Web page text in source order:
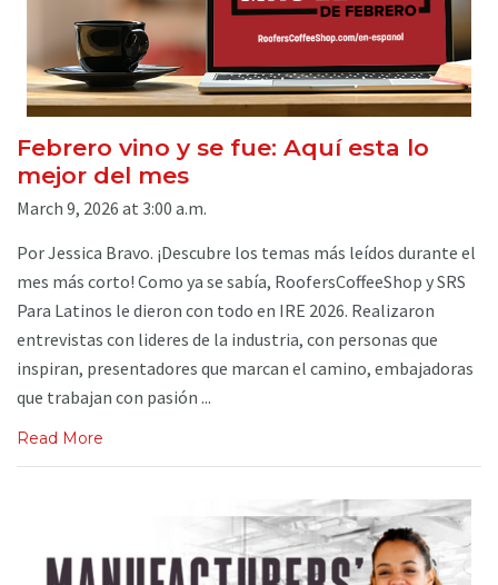
Febrero vino y se fue: Aquí esta lo
mejor del mes
March 9, 2026 at 3:00 a.m.
Por Jessica Bravo. ¡Descubre los temas más leídos durante el
mes más corto! Como ya se sabía, RoofersCoffeeShop y SRS
Para Latinos le dieron con todo en IRE 2026. Realizaron
entrevistas con lideres de la industria, con personas que
inspiran, presentadores que marcan el camino, embajadoras
que trabajan con pasión ...
Read More